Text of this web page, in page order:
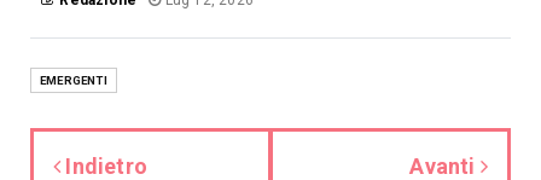
EMERGENTI
Indietro Avanti